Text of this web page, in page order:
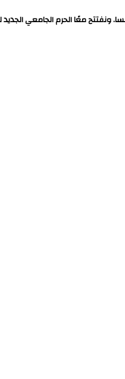
ونفتتح معًا الحرم الجامعي